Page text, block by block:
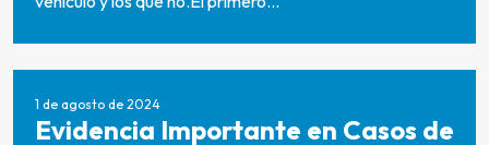
1 de agosto de 2024
Evidencia Importante en Casos de